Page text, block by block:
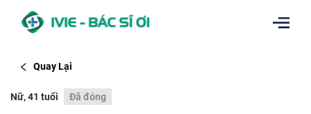
Quay Lại
Nữ, 41 tuổi Đã đóng